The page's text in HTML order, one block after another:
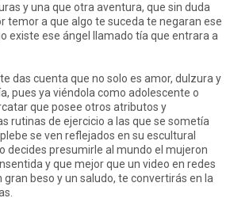
y una que otra aventura, que sin duda
temor a que algo te suceda te negaran ese
existe ese ángel llamado tía que entrara a
das cuenta que no solo es amor, dulzura y
pues ya viéndola como adolescente o
que posee otros atributos y
rutinas de ejercicio a las que se sometía
se ven reflejados en su escultural
decides presumirle al mundo el mujeron
y que mejor que un video en redes
gran beso y un saludo, te convertirás en la